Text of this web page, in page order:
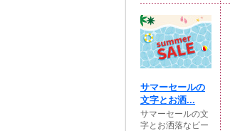
サマーセールの
文字とお洒...
サマーセールの文
字とお洒落なビー